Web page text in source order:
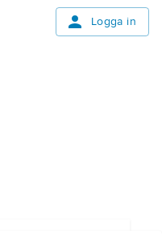
Logga in